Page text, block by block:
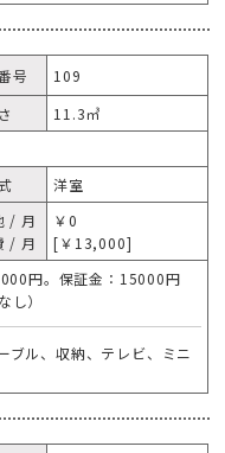
号
109
11.3㎥
洋室
/ 月
/ 月
￥0
[￥13,000]
円。保証金：15000円
し）
ブル、収納、テレビ、ミニ